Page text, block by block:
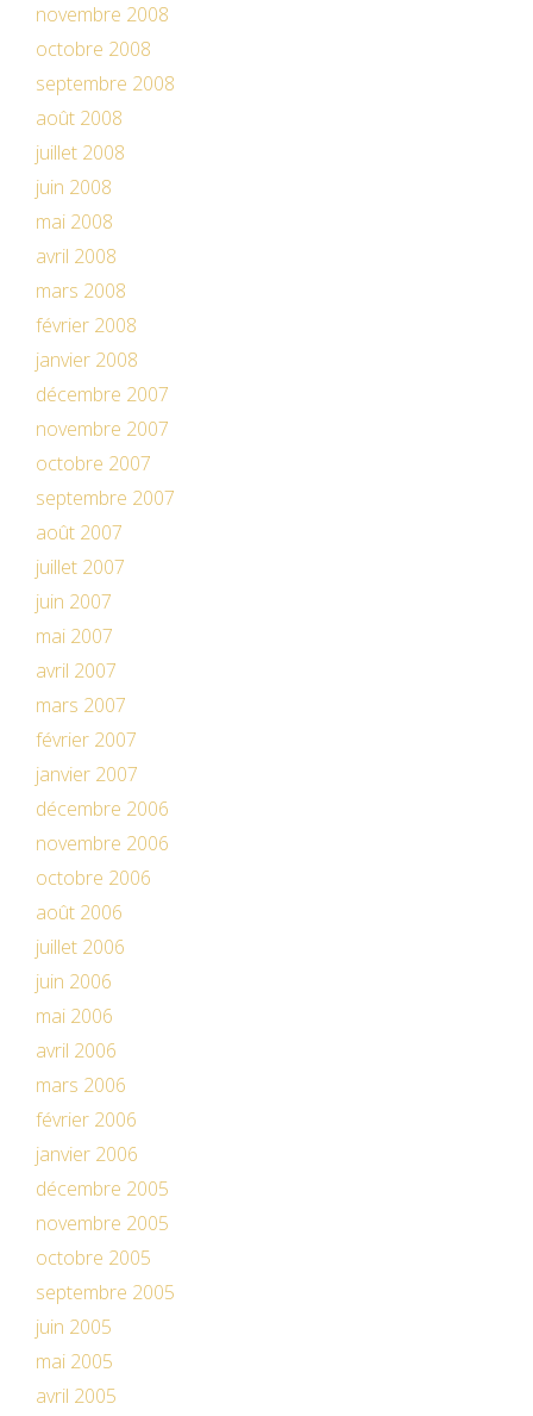
novembre 2008
octobre 2008
septembre 2008
août 2008
juillet 2008
juin 2008
mai 2008
avril 2008
mars 2008
février 2008
janvier 2008
décembre 2007
novembre 2007
octobre 2007
septembre 2007
août 2007
juillet 2007
juin 2007
mai 2007
avril 2007
mars 2007
février 2007
janvier 2007
décembre 2006
novembre 2006
octobre 2006
août 2006
juillet 2006
juin 2006
mai 2006
avril 2006
mars 2006
février 2006
janvier 2006
décembre 2005
novembre 2005
octobre 2005
septembre 2005
juin 2005
mai 2005
avril 2005